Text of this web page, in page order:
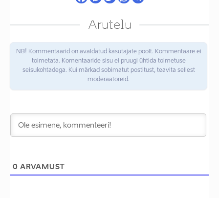
Arutelu
NB! Kommentaarid on avaldatud kasutajate poolt. Kommentaare ei
toimetata. Komentaaride sisu ei pruugi ühtida toimetuse
seisukohtadega. Kui märkad sobimatut postitust, teavita sellest
moderaatoreid.
0 ARVAMUST